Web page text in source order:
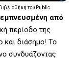
του Public
από
περίοδο της
και διάσημο! Το
συνδυάζοντας